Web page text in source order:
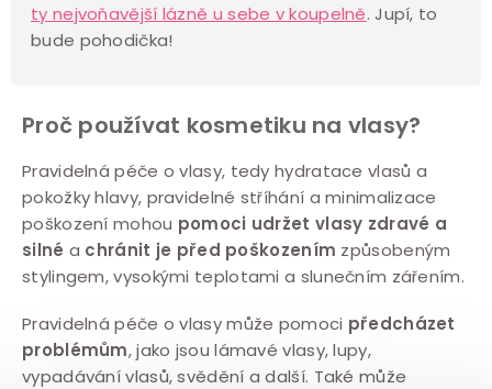
ty nejvoňavější lázně u sebe v koupelně. Jupí, to
bude pohodička!
Proč používat kosmetiku na vlasy?
Pravidelná péče o vlasy, tedy hydratace vlasů a
pokožky hlavy, pravidelné stříhání a minimalizace
poškození mohou pomoci udržet vlasy zdravé a
silné a chránit je před poškozením způsobeným
stylingem, vysokými teplotami a slunečním zářením.
Pravidelná péče o vlasy může pomoci předcházet
problémům, jako jsou lámavé vlasy, lupy,
vypadávání vlasů, svědění a další. Také může